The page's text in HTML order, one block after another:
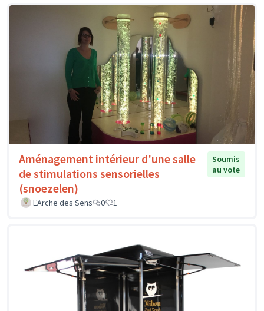
Aménagement intérieur d'une salle
de stimulations sensorielles
(snoezelen)
Soumis
au vote
L'Arche des Sens 0 1